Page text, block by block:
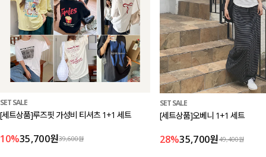
SET SALE
[세트상품]루즈핏 가성비 티셔츠 1+1 세트
10%35,700원39,600원
SET SALE
[세트상품]오베니 1+1 세트
28%35,700원49,400원